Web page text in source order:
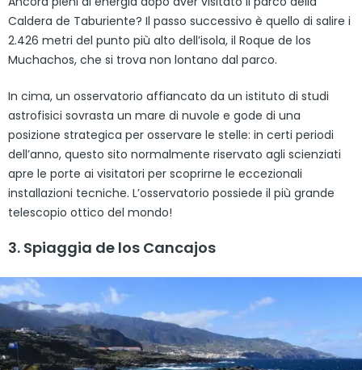
Caldera de Taburiente? Il passo successivo è quello di salire i
2.426 metri del punto più alto dell’isola, il Roque de los
Muchachos, che si trova non lontano dal parco.
In cima, un osservatorio affiancato da un istituto di studi
astrofisici sovrasta un mare di nuvole e gode di una
posizione strategica per osservare le stelle: in certi periodi
dell’anno, questo sito normalmente riservato agli scienziati
apre le porte ai visitatori per scoprirne le eccezionali
installazioni tecniche. L’osservatorio possiede il più grande
telescopio ottico del mondo!
3. Spiaggia de los Cancajos